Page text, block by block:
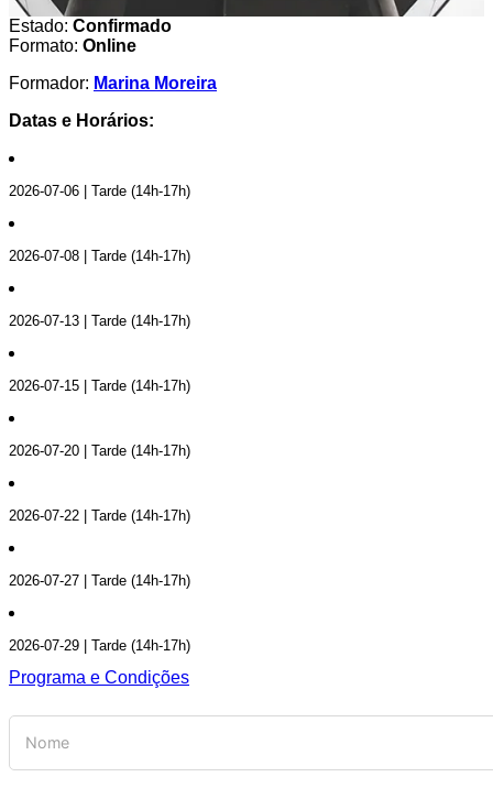
Estado: Confirmado
Formato: Online
Formador: Marina Moreira
Datas e Horários:
2026-07-06 | Tarde (14h-17h)
2026-07-08 | Tarde (14h-17h)
2026-07-13 | Tarde (14h-17h)
2026-07-15 | Tarde (14h-17h)
2026-07-20 | Tarde (14h-17h)
2026-07-22 | Tarde (14h-17h)
2026-07-27 | Tarde (14h-17h)
2026-07-29 | Tarde (14h-17h)
Programa e Condições